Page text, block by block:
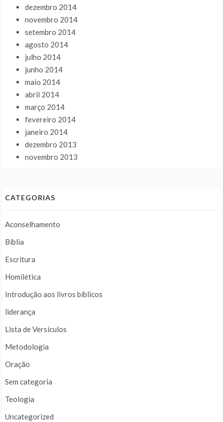
dezembro 2014
novembro 2014
setembro 2014
agosto 2014
julho 2014
junho 2014
maio 2014
abril 2014
março 2014
fevereiro 2014
janeiro 2014
dezembro 2013
novembro 2013
CATEGORIAS
Aconselhamento
Bíblia
Escritura
Homilética
Introdução aos livros bíblicos
liderança
Lista de Versículos
Metodologia
Oração
Sem categoria
Teologia
Uncategorized